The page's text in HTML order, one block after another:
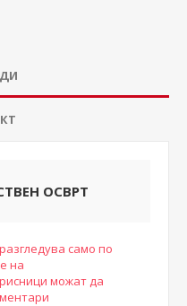
ОСВРТ
само по
на
можат да